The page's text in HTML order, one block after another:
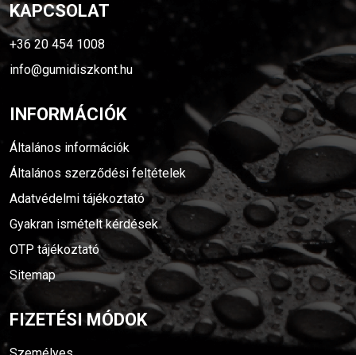
KAPCSOLAT
+36 20 454 1008
info@gumidiszkont.hu
INFORMÁCIÓK
Általános információk
Általános szerződési feltételek
Adatvédelmi tájékoztató
Gyakran ismételt kérdések
OTP tájékoztató
Sitemap
FIZETÉSI MÓDOK